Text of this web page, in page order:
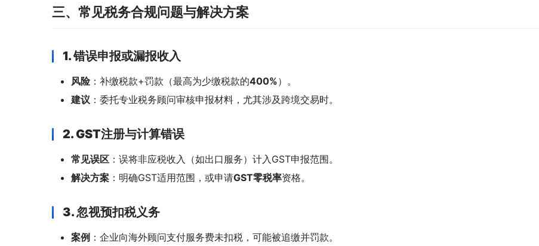
三、常见税务合规问题与解决方案
1. 错误申报或漏报收入
风险：补缴税款+罚款（最高为少缴税款的400%）。
建议 ：委托专业税务顾问审核申报材料，尤其涉及跨境交易时。
2. GST注册与计算错误
常见误区 ：误将非应税收入（如出口服务）计入GST申报范围。
解决方案 ：明确GST适用范围，或申请GST零税率资格。
3. 忽视预扣税义务
案例 ：企业向海外顾问支付服务费未扣税，可能被追缴并罚款。